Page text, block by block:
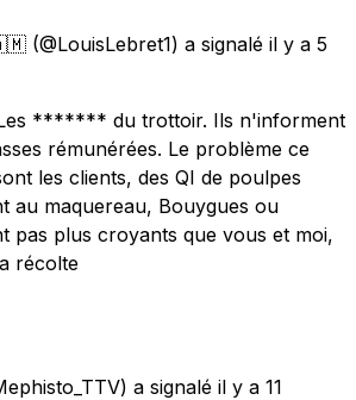
(@LouisLebret1) a signalé il y a 5
Les ******* du trottoir. Ils n'informent
rémunérées. Le problème ce
les clients, des QI de poulpes
au maquereau, Bouygues ou
pas plus croyants que vous et moi,
récolte
a signalé il y a 11